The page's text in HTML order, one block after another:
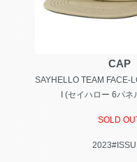
CAP
SAYHELLO TEAM FACE-
I (セイハロー 6パ
SOLD